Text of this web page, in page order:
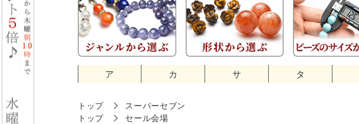
ア カ サ タ
トップ
スーパーセブン
トップ
セール会場